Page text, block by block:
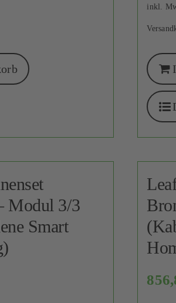
inkl.
Modul 3/3
Smart